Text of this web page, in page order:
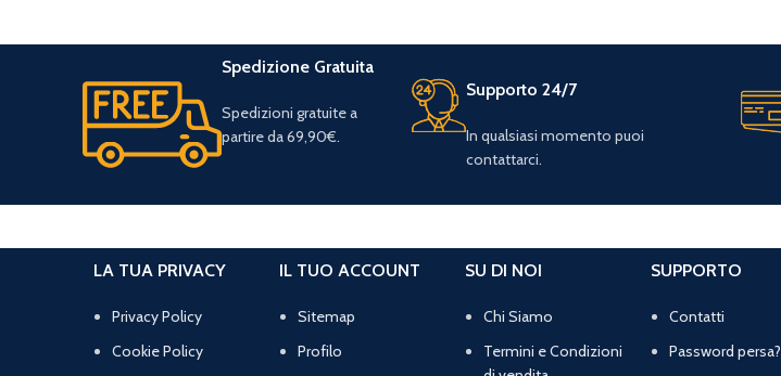
Spedizione Gratuita
Spedizioni gratuite a
partire da 69,90€.
Supporto 24/7
In qualsiasi momento puoi
contattarci.
LA TUA PRIVACY
Privacy Policy
Cookie Policy
IL TUO ACCOUNT
Sitemap
Profilo
SU DI NOI
Chi Siamo
Termini e Condizioni
SUPPORTO
Contatti
Password persa?